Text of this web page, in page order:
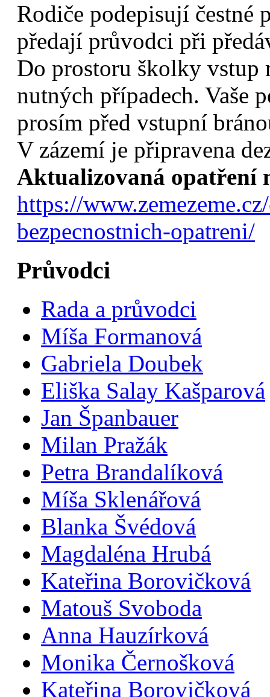
Rodiče podepisují čestné
předají průvodci při
Do prostoru školky vstup
nutných případech. Vaše
prosím před vstupní
V zázemí je připravena
Aktualizovaná opatření
https://
bezpecnostnich-opatreni/
Průvodci
Rada a průvodci
Míša Formanová
Gabriela Doubek
Eliška Salay Kašparová
Jan Španbauer
Milan Pražák
Petra Brandalíková
Míša Sklenářová
Blanka Švédová
Magdaléna Hrubá
Kateřina Borovičková
Matouš Svoboda
Anna Hauzírková
Monika Černošková
Kateřina Borovičková